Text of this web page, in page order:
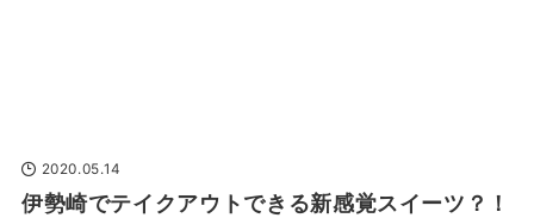
2020.05.14
伊勢崎でテイクアウトできる新感覚スイーツ？！